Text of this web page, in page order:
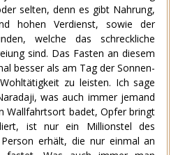
selten, denn es gibt Nahrung,
hohen Verdienst, sowie der
welche das schreckliche
sind. Das Fasten an diesem
besser als am Tag der Sonnen-
zu leisten. Ich sage
was auch immer jemand
Wallfahrtsort badet, Opfer bringt
ist nur ein Millionstel des
erhält, die nur einmal an